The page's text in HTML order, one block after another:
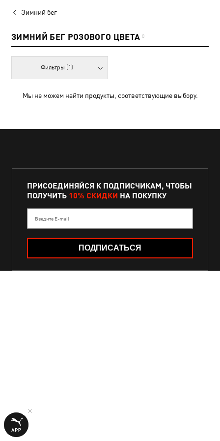
Зимний бег
ЗИМНИЙ БЕГ РОЗОВОГО ЦВЕТА 0
Фильтры (1)
Мы не можем найти продукты, соответствующие выбору.
ПРИСОЕДИНЯЙСЯ К ПОДПИСЧИКАМ, ЧТОБЫ
ПОЛУЧИТЬ 10% СКИДКИ НА ПОКУПКУ
Введите E-mail
ПОДПИСАТЬСЯ